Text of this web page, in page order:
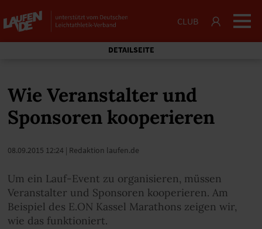
CLUB
DETAILSEITE
Wie Veranstalter und
Sponsoren kooperieren
08.09.2015 12:24| Redaktion laufen.de
Um ein Lauf-Event zu organisieren, müssen
Veranstalter und Sponsoren kooperieren. Am
Beispiel des E.ON Kassel Marathons zeigen wir,
wie das funktioniert.